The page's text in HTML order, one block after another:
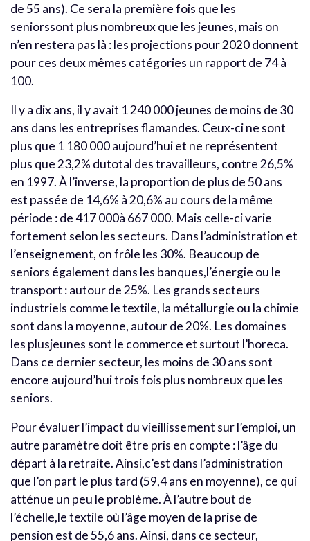
de 55 ans). Ce sera la première fois que les
seniorssont plus nombreux que les jeunes, mais on
n’en restera pas là : les projections pour 2020 donnent
pour ces deux mêmes catégories un rapport de 74 à
100.
Il y a dix ans, il y avait 1 240 000 jeunes de moins de 30
ans dans les entreprises flamandes. Ceux-ci ne sont
plus que 1 180 000 aujourd’hui et ne représentent
plus que 23,2% dutotal des travailleurs, contre 26,5%
en 1997. À l’inverse, la proportion de plus de 50 ans
est passée de 14,6% à 20,6% au cours de la même
période : de 417 000à 667 000. Mais celle-ci varie
fortement selon les secteurs. Dans l’administration et
l’enseignement, on frôle les 30%. Beaucoup de
seniors également dans les banques,l’énergie ou le
transport : autour de 25%. Les grands secteurs
industriels comme le textile, la métallurgie ou la chimie
sont dans la moyenne, autour de 20%. Les domaines
les plusjeunes sont le commerce et surtout l’horeca.
Dans ce dernier secteur, les moins de 30 ans sont
encore aujourd’hui trois fois plus nombreux que les
seniors.
Pour évaluer l’impact du vieillissement sur l’emploi, un
autre paramètre doit être pris en compte : l’âge du
départ à la retraite. Ainsi,c’est dans l’administration
que l’on part le plus tard (59,4 ans en moyenne), ce qui
atténue un peu le problème. À l’autre bout de
l’échelle,le textile où l’âge moyen de la prise de
pension est de 55,6 ans. Ainsi, dans ce secteur,